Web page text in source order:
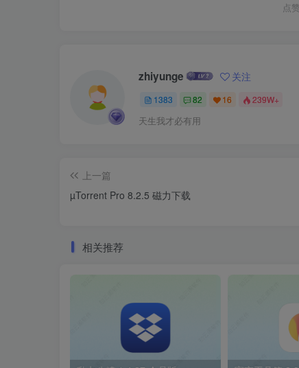
点赞
zhiyunge 关注
1383 82 16 239W+
天生我才必有用
上一篇
µTorrent Pro 8.2.5 磁力下载
相关推荐